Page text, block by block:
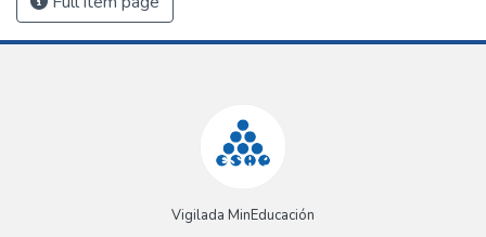
Vigilada MinEducación